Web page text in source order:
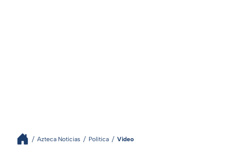
Azteca Noticias Política Video